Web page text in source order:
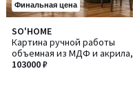
Финальная цена
SO'HOME
Картина ручной работы
объемная из МДФ и акрила,
100 см
103000 ₽